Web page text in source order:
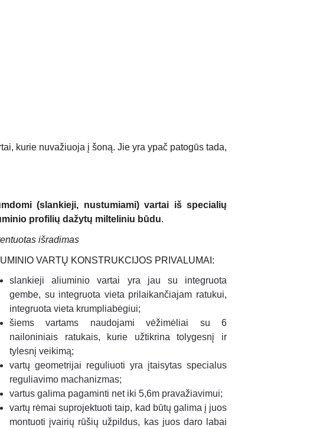
kurie nuvažiuoja į šoną. Jie yra ypač patogūs tada,
(slankieji, nustumiami) vartai iš specialių
profilių dažytų milteliniu būdu.
išradimas
VARTŲ KONSTRUKCIJOS PRIVALUMAI:
slankieji aliuminio vartai yra jau su integruota
gembe, su integruota vieta prilaikančiajam ratukui,
integruota vieta krumpliabėgiui;
šiems vartams naudojami vėžimėliai su 6
nailoniniais ratukais, kurie užtikrina tolygesnį ir
tylesnį veikimą;
vartų geometrijai reguliuoti yra įtaisytas specialus
reguliavimo machanizmas;
vartus galima pagaminti net iki 5,6m pravažiavimui;
vartų rėmai suprojektuoti taip, kad būtų galima į juos
montuoti įvairių rūšių užpildus, kas juos daro labai